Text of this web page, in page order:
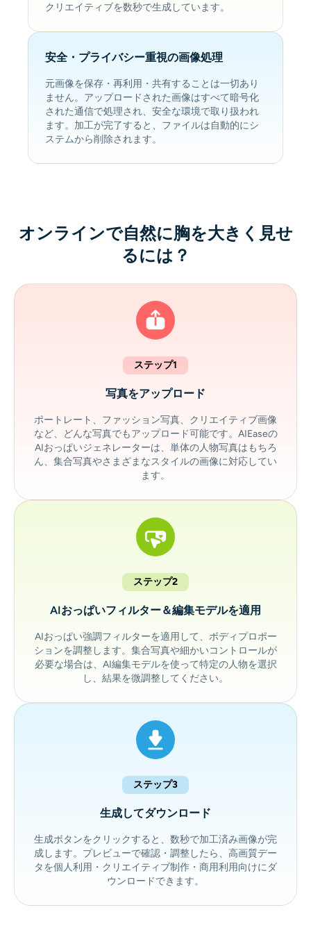
クリエイティブを数秒で生成しています。
安全・プライバシー重視の画像処理
元画像を保存・再利用・共有することは一切あり
ません。アップロードされた画像はすべて暗号化
された通信で処理され、安全な環境で取り扱われ
ます。加工が完了すると、ファイルは自動的にシ
ステムから削除されます。
オンラインで自然に胸を大きく見せ
るには？
ステップ1
写真をアップロード
ポートレート、ファッション写真、クリエイティブ画像
など、どんな写真でもアップロード可能です。AIEaseの
AIおっぱいジェネレーターは、単体の人物写真はもちろ
ん、集合写真やさまざまなスタイルの画像に対応してい
ます。
ステップ2
AIおっぱいフィルター＆編集モデルを適用
AIおっぱい強調フィルターを適用して、ボディプロポー
ションを調整します。集合写真や細かいコントロールが
必要な場合は、AI編集モデルを使って特定の人物を選択
し、結果を微調整してください。
ステップ3
生成してダウンロード
生成ボタンをクリックすると、数秒で加工済み画像が完
成します。プレビューで確認・調整したら、高画質デー
タを個人利用・クリエイティブ制作・商用利用向けにダ
ウンロードできます。